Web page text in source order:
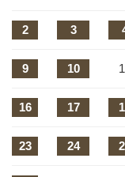
2 3
9 10
16 17
23 24